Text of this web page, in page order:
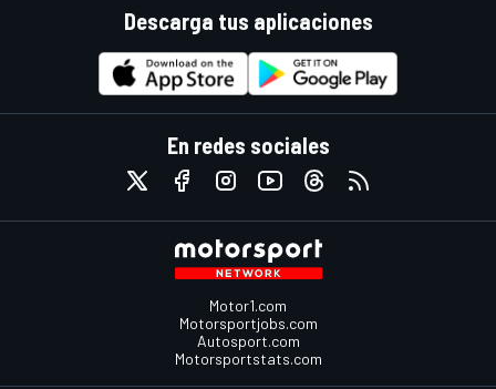
Descarga tus aplicaciones
En redes sociales
Motor1.com
Motorsportjobs.com
Autosport.com
Motorsportstats.com